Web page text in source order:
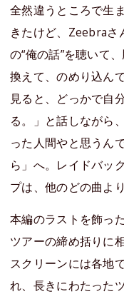
全然違うところで生
きたけど、Zeebraさ
の“俺の話”を聴いて
換えて、のめり込ん
見ると、どっかで自
る。」と話しながら
った人間やと思うん
ら」へ。レイドバッ
プは、他のどの曲よ
本編のラストを飾っ
ツアーの締め括りに
スクリーンには各地
れ、長きにわたった